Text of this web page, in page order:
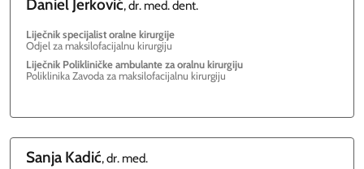
Daniel Jerković, dr. med. dent.
Liječnik specijalist oralne kirurgije
Odjel za maksilofacijalnu kirurgiju
Liječnik Polikliničke ambulante za oralnu kirurgiju
Poliklinika Zavoda za maksilofacijalnu kirurgiju
Sanja Kadić, dr. med.